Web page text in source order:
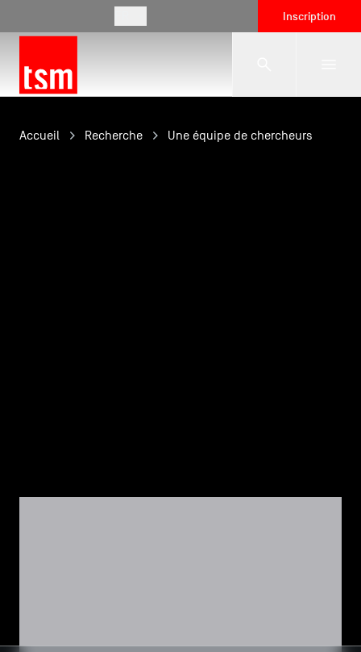
Inscription
L'école
Accueil Recherche Une équipe de chercheurs